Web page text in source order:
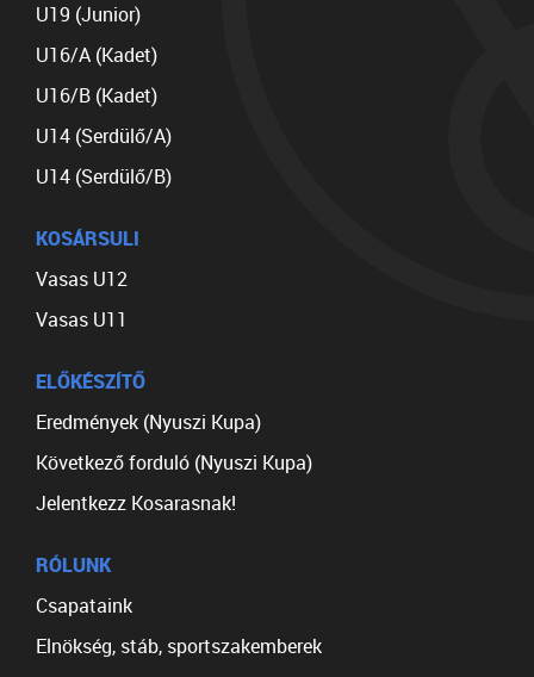
U19 (Junior)
U16/A (Kadet)
U16/B (Kadet)
U14 (Serdülő/A)
U14 (Serdülő/B)
KOSÁRSULI
Vasas U12
Vasas U11
ELŐKÉSZÍTŐ
Eredmények (Nyuszi Kupa)
Következő forduló (Nyuszi Kupa)
Jelentkezz Kosarasnak!
RÓLUNK
Csapataink
Elnökség, stáb, sportszakemberek